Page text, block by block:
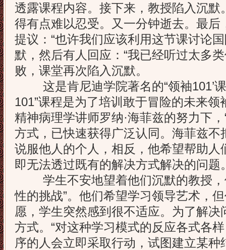
透露课程内容。接下来，教授陷入沉默
得有点难以忍受。又一分钟逝去。最后
提议：“也许我们应该利用这节课讨论
默，然后有人回应：“我已经听过太多
败，课堂再次陷入沉默。
这是肯尼迪学院著名的“领袖101’
101”课程是为了培训敢于冒险的未来
精神病理学讲师罗纳·海菲兹的努力下
方式，已快速获得广泛认同。海菲兹不
说服他人的个人，相反，他希望帮助人
即无法透过既有的解决方式解决的问题
学生不安地望着他们沉默的教授，
性的挑战”。他们希望学习领导艺术，
愿，学生突然感到很不适应。为了解
方式。“对这种学习模式的反应各式各
序的人会立即采取行动，试图建立某